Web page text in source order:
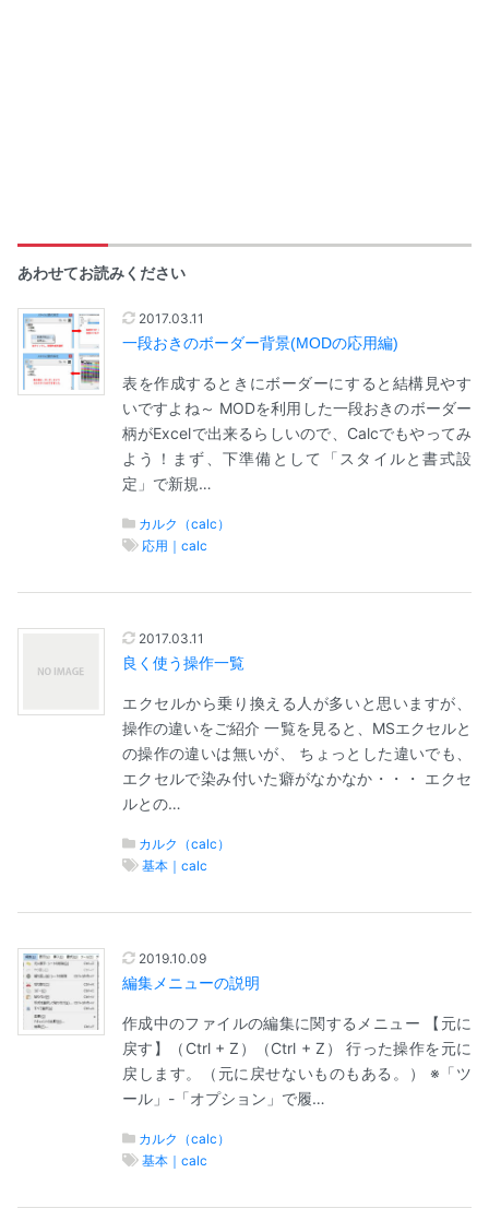
あわせてお読みください
2017.03.11
一段おきのボーダー背景(MODの応用編)
表を作成するときにボーダーにすると結構見やす
いですよね～ MODを利用した一段おきのボーダー
柄がExcelで出来るらしいので、Calcでもやってみ
よう！まず、下準備として「スタイルと書式設
定」で新規…
カルク（calc）
応用｜calc
2017.03.11
良く使う操作一覧
エクセルから乗り換える人が多いと思いますが、
操作の違いをご紹介 一覧を見ると、MSエクセルと
の操作の違いは無いが、 ちょっとした違いでも、
エクセルで染み付いた癖がなかなか・・・ エクセ
ルとの…
カルク（calc）
基本｜calc
2019.10.09
編集メニューの説明
作成中のファイルの編集に関するメニュー 【元に
戻す】（Ctrl + Z）（Ctrl + Z） 行った操作を元に
戻します。（元に戻せないものもある。） ※「ツ
ール」-「オプション」で履…
カルク（calc）
基本｜calc